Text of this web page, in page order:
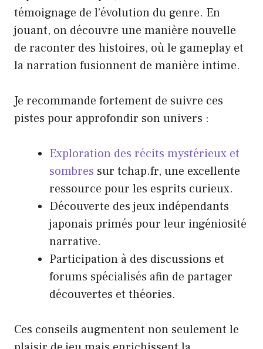
témoignage de l’évolution du genre. En
jouant, on découvre une manière nouvelle
de raconter des histoires, où le gameplay et
la narration fusionnent de manière intime.
Je recommande fortement de suivre ces
pistes pour approfondir son univers :
Exploration des récits mystérieux et
sombres sur tchap.fr, une excellente
ressource pour les esprits curieux.
Découverte des jeux indépendants
japonais primés pour leur ingéniosité
narrative.
Participation à des discussions et
forums spécialisés afin de partager
découvertes et théories.
Ces conseils augmentent non seulement le